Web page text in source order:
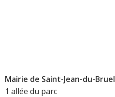
Mairie de Saint-Jean-du-Bruel
1 allée du parc